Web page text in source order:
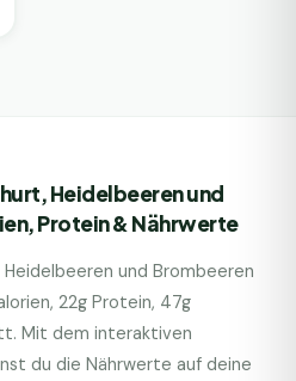
Heidelbeeren und
Protein & Nährwerte
und Brombeeren
22g Protein, 47g
Mit dem interaktiven
du die Nährwerte auf deine